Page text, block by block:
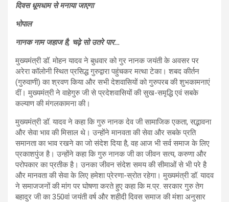
दिवस धूमधाम से मनाया जाएगा
भोपाल
नानक नाम जहाज है, चढ़े सो उतरे पार…
मुख्यमंत्री डॉ. मोहन यादव ने बुधवार को गुर नानक जयंती के अवसर पर
अरेरा कॉलोनी स्थित प्रसिद्ध गुरुद्वारा पहुंचकर मत्था टेका। शबद कीर्तन
(गुरुवाणी) का श्रवण किया और सभी देशवासियों को गुरुपरब की शुभकामनाएं
दीं। मुख्यमंत्री ने वाहेगुरु जी से प्रदेशवासियों की सुख-समृद्धि एवं सबके
कल्याण की मंगलकामना की।
मुख्यमंत्री डॉ. यादव ने कहा कि गुरु नानक देव जी सामाजिक एकता, सद्भावना
और सेवा भाव की मिसाल थे। उन्होंने मानवता की सेवा और सबके प्रति
समानता का भाव रखने का जो संदेश दिया है, वह आज भी सर्व समाज के लिए
प्रकाशपुंज है। उन्होंने कहा कि गुरु नानक जी का जीवन सत्य, करुणा और
परोपकार का प्रतीक है। उनका जीवन संदेश समय की सीमाओं से भी परे है
और मानवता की सेवा के लिए हमेशा प्रेरणा-स्रोत रहेगा। मुख्यमंत्री डॉ. यादव
ने समाजजनों की मांग पर घोषणा करते हुए कहा कि म.प्र. सरकार गुरु तेग
बहादुर जी का 350वां जयंती वर्ष और शहीदी दिवस समाज की मंशा अनुसार